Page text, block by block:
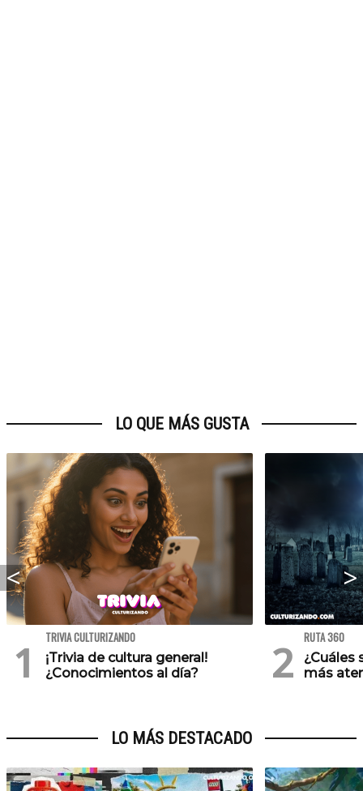
LO QUE MÁS GUSTA
TRIVIA CULTURIZANDO
¡Trivia de cultura general!
¿Conocimientos al día?
RUTA 360
¿Cuáles
más
LO MÁS DESTACADO